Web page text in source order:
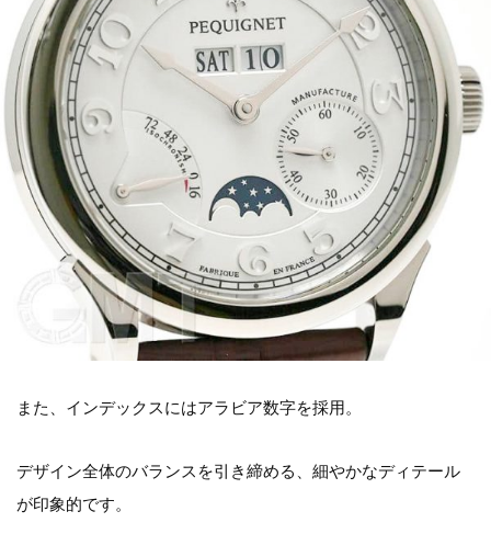
また、インデックスにはアラビア数字を採用。
デザイン全体のバランスを引き締める、細やかなディテール
が印象的です。